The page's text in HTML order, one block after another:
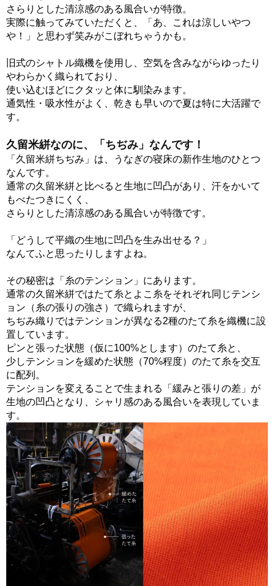
さらりとした清涼感のある風合いが特徴。
実際に触ってみていただくと、「あ、これは涼しいやつ
や！」と思わず笑みがこぼれちゃうかも。
旧式のシャトル織機を使用し、空気を含みながらゆったり
やわらかく織られており、
使い込むほどにクタッと体に馴染みます。
通気性・吸水性がよく、乾きも早いので夏は特に大活躍で
す。
久留米絣なのに、「ちぢみ」なんです！
「久留米絣ちぢみ」は、うなぎの寝床の新作生地のひとつ
なんです。
通常の久留米絣と比べると生地に凹凸があり、汗をかいて
もべたつきにくく、
さらりとした清涼感のある風合いが特徴です。
「どうして平織の生地に凹凸を生み出せる？」
なんてふと思ったりしますよね。
その秘密は「糸のテンション」にあります。
通常の久留米絣ではたて糸とよこ糸をそれぞれ同じテンシ
ョン（糸の張りの強さ）で織られますが、
ちぢみ織りではテンションが異なる2種のたて糸を織機に設
置しています。
ピンと張った状態（仮に100%とします）のたて糸と、
少しテンションを緩めた状態（70%程度）のたて糸を交互
に配列。
テンションを変えることで生まれる「緩みと張りの差」が
生地の凹凸となり、シャリ感のある風合いを表現していま
す。